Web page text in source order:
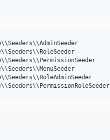
\\Seeders\\AdminSeeder
\\Seeders\\RoleSeeder
\\Seeders\\PermissionSeeder
\\Seeders\\MenuSeeder
\\Seeders\\RoleAdminSeeder
\\Seeders\\PermissionRoleSeeder